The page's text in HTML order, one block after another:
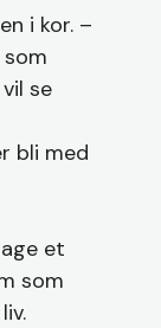
i kor. –
se
bli med
et
som